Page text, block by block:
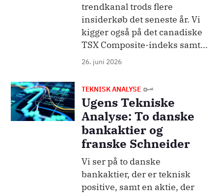
trendkanal trods flere
insiderkøb det seneste år. Vi
kigger også på det canadiske
TSX Composite-indeks samt...
26. juni 2026
Billede TEKNISK ANALYSE
Ugens Tekniske
Analyse: To danske
bankaktier og
franske Schneider
Vi ser på to danske
bankaktier, der er teknisk
positive, samt en aktie, der